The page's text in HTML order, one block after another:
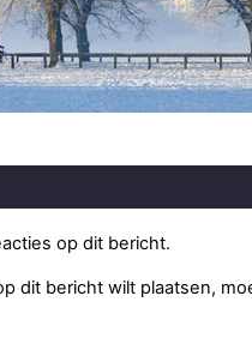
op dit bericht.
dit bericht wilt plaatsen,